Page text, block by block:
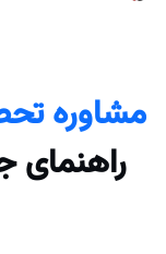
مشاوره
راهنمای